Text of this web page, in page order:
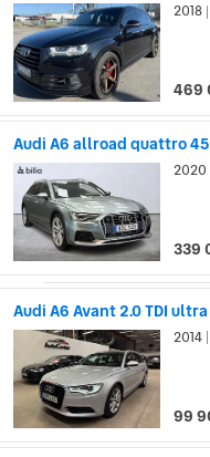
2018
469
Audi A6 allroad quattro 45
2020
339
Audi A6 Avant 2.0 TDI
2014
99